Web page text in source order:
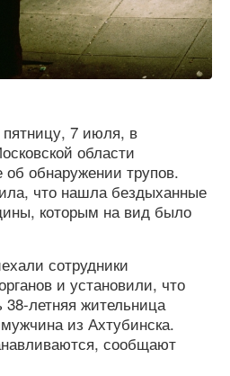
пятницу, 7 июля, в
области
обнаружении трупов.
что нашла бездыханные
которым на вид было
сотрудники
и установили, что
летняя жительница
из Ахтубинска.
сообщают